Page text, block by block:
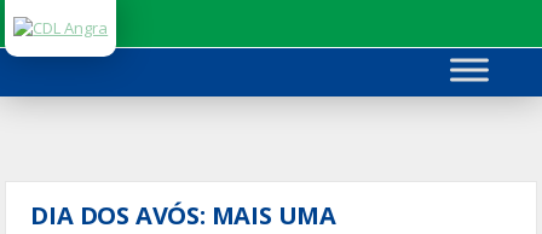
para
conteúdo
DIA DOS AVÓS: MAIS UMA